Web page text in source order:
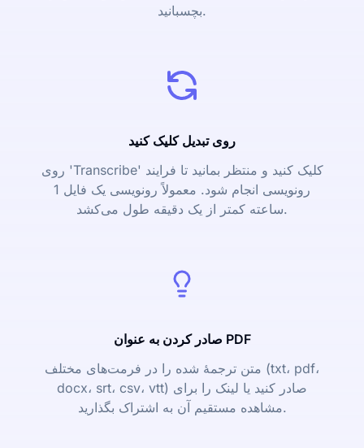
بچسبانید.
روی تبدیل کلیک کنید
روی 'Transcribe' کلیک کنید و منتظر بمانید تا فرایند
رونویسی انجام شود. معمولاً رونویسی یک فایل 1
ساعته کمتر از یک دقیقه طول می‌کشد.
صادر کردن به عنوان PDF
متن ترجمۀ شده را در فرمت‌های مختلف (txt، pdf،
docx، srt، csv، vtt) صادر کنید یا لینک را برای
مشاهده مستقیم آن به اشتراک بگذارید.